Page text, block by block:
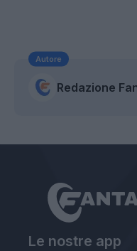
Autore
Redazione
Le nostre app